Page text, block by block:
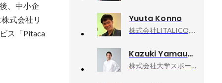
、中小企
式会社リ
ス「Pitaca
Yuuta Konno
株式会社LITALICO, 障害施設ソリューション部 部長
Kazuki Yamauchi
株式会社大学スポーツチャンネル, 取締役